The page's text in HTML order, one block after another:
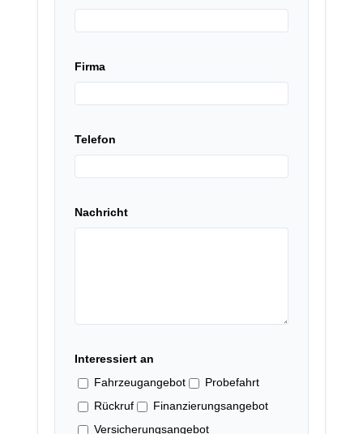
Firma
Telefon
Nachricht
Interessiert an
Fahrzeugangebot
Probefahrt
Rückruf
Finanzierungsangebot
Versicherungsangebot